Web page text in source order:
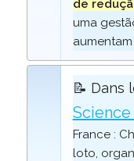
de
uma
📝 Dans
France :
loto,